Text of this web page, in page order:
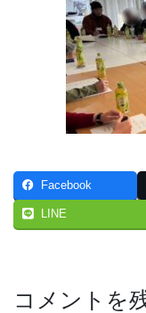
Facebook
LINE
コメントを